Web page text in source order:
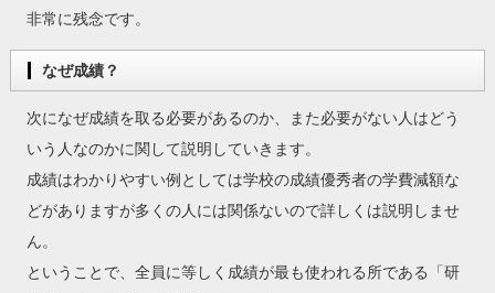
非常に残念です。
なぜ成績？
次になぜ成績を取る必要があるのか、また必要がない人はどう
いう人なのかに関して説明していきます。
成績はわかりやすい例としては学校の成績優秀者の学費減額な
どがありますが多くの人には関係ないので詳しくは説明しませ
ん。
ということで、全員に等しく成績が最も使われる所である「研